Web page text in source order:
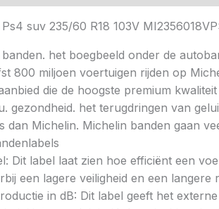
suv 235/60 R18 103V
het boegbeeld onder de
800 miljoen voertuigen rijden op
die de hoogste premium
gezondheid. het terugdringen van
dan Michelin. Michelin banden gaan
Dit label laat zien hoe efficiënt een
een lagere veiligheid en een langere
in dB: Dit label geeft het